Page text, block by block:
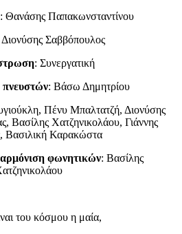
: Θανάσης Παπακωνσταντίνου
Διονύσης Σαββόπουλος
: Συνεργατική
: Βάσω Δημητρίου
Πένυ Μπαλτατζή, Διονύσης
Βασίλης Χατζηνικολάου, Γιάννης
Βασιλική Καρακώστα
φωνητικών: Βασίλης
του κόσμου η μαία,